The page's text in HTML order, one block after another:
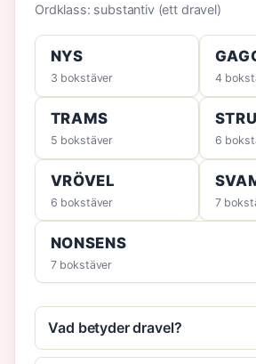
Ordklass: substantiv (ett dravel)
NYS
3 bokstäver 4
TRAMS
5 bokstäver 6
VRÖVEL
6 bokstäver 7
NONSENS
7 bokstäver
Vad betyder dravel?